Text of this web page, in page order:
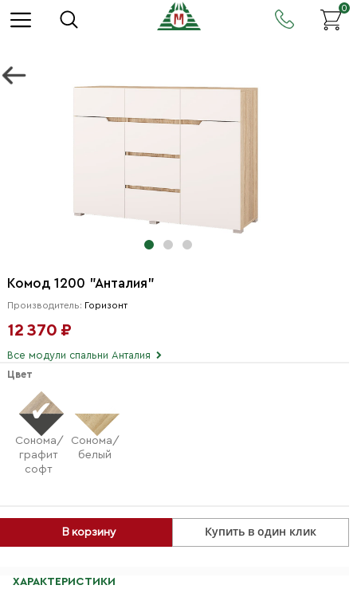
0
Комод 1200 "Анталия"
Производитель: Горизонт
12 370 ₽
В корзину Купить в один клик
Цвет
Сонома/
графит
софт
Сонома/
белый
Все модули спальни Анталия
ХАРАКТЕРИСТИКИ